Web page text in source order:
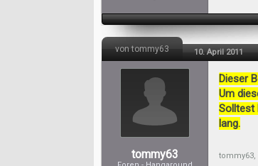
von tommy63 10. April 2011
tommy63
Dieser
Um
Solltest
lang.
tommy63,